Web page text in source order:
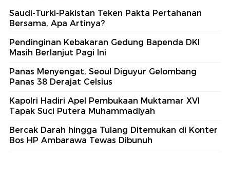
Saudi-Turki-Pakistan Teken Pakta Pertahanan
Bersama, Apa Artinya?
Pendinginan Kebakaran Gedung Bapenda DKI
Masih Berlanjut Pagi Ini
Panas Menyengat, Seoul Diguyur Gelombang
Panas 38 Derajat Celsius
Kapolri Hadiri Apel Pembukaan Muktamar XVI
Tapak Suci Putera Muhammadiyah
Bercak Darah hingga Tulang Ditemukan di Konter
Bos HP Ambarawa Tewas Dibunuh